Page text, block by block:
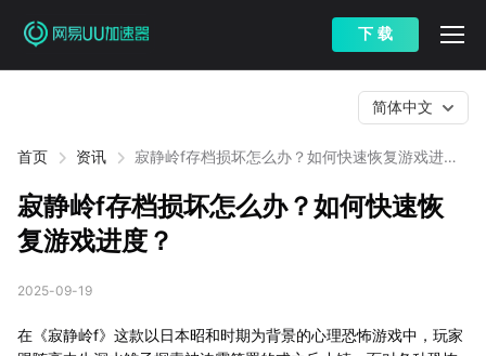
下 载
首页 资讯
寂静岭f存档损坏怎么办？如何快速恢复游戏进
简体中文
寂静岭f存档损坏怎么办？如何快速恢
复游戏进度？
2025-09-19
在《寂静岭f》这款以日本昭和时期为背景的心理恐怖游戏中，玩家